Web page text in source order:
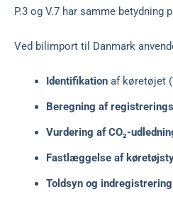
P.3 og V.7 har samme
Ved bilimport til Danmark
Identifikation af køretøjet
Beregning af
Vurdering af CO₂-
Fastlæggelse af
Toldsyn og indregistrering